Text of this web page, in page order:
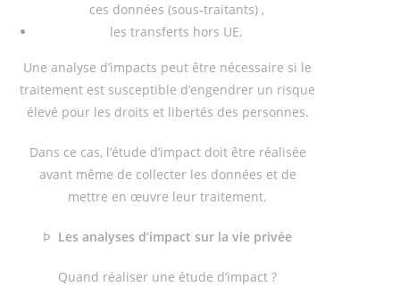
ces données (sous-traitants) ,
les transferts hors UE.
Une analyse d’impacts peut être nécessaire si le
traitement est susceptible d’engendrer un risque
élevé pour les droits et libertés des personnes.
Dans ce cas, l’étude d’impact doit être réalisée
avant même de collecter les données et de
mettre en œuvre leur traitement.
Þ Les analyses d’impact sur la vie privée
Quand réaliser une étude d’impact ?